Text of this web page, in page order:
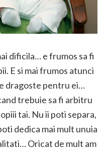
dificila… e frumos sa fi
E si mai frumos atunci
dragoste pentru ei…
trebuie sa fi arbitru
tai. Nu ii poti separa,
dedica mai mult unuia
Oricat de mult am